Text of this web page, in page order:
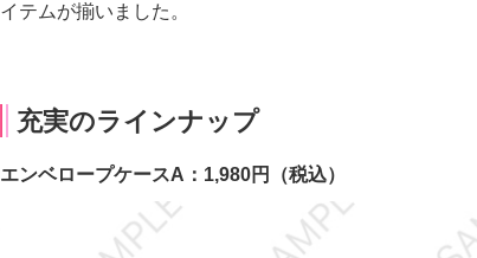
イテムが揃いました。
充実のラインナップ
エンベロープケースA：1,980円（税込）